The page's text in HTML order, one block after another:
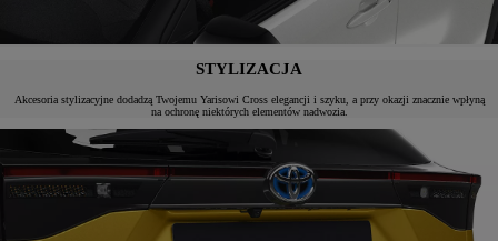
STYLIZACJA
Akcesoria stylizacyjne dodadzą Twojemu Yarisowi Cross elegancji i szyku, a przy okazji znacznie wpłyną
na ochronę niektórych elementów nadwozia.